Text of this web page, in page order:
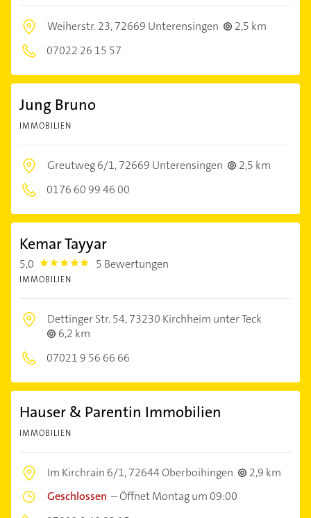
Weiherstr. 23,72669 Unterensingen
2,5 km
07022 26 15 57
Jung Bruno
IMMOBILIEN
Greutweg 6/1,72669 Unterensingen
2,5 km
0176 60 99 46 00
Kemar Tayyar
5,0 5.0 5 Bewertungen
IMMOBILIEN
Dettinger Str. 54,73230 Kirchheim unter Teck
6,2 km
07021 9 56 66 66
Hauser & Parentin Immobilien
IMMOBILIEN
Im Kirchrain 6/1,72644 Oberboihingen
2,9 km
Geschlossen –Öffnet Montag um 09:00